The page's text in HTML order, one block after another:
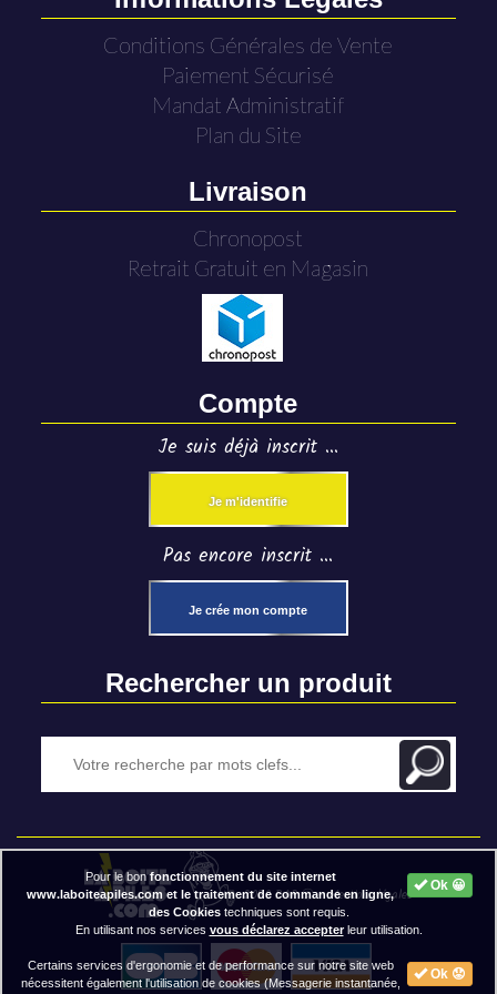
Conditions Générales de Vente
Paiement Sécurisé
Mandat Administratif
Plan du Site
Livraison
Chronopost
Retrait Gratuit en Magasin
Compte
Je suis déjà inscrit ...
Je m'identifie
Pas encore inscrit ...
Je crée mon compte
Rechercher un produit
2020 BAP ⓒ - Mentions légales
Ok 😀
Pour le bonfonctionnement du site internet
www.laboiteapiles.com et le traitement de commande en ligne,
des Cookiestechniques sont requis.
En utilisant nos services vous déclarez accepterleur utilisation.
Ok 😟
Certains services d'ergonomie et de performance sur notre site web
nécessitent également l'utilisation de cookies (Messagerie instantanée,